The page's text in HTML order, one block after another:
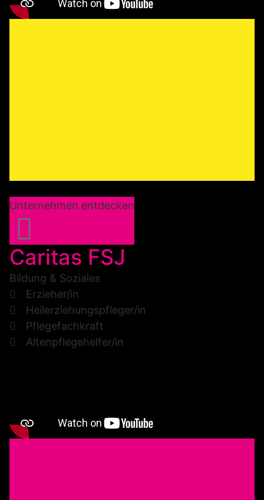
Unternehmen entdecken
Caritas FSJ
Bildung & Soziales
Erzieher/in
Heilerziehungspfleger/in
Pflegefachkraft
Altenpflegehelfer/in